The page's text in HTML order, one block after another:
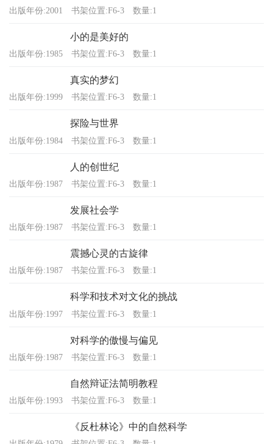
出版年份:2001 书架位置:F6-3 数量:1
小的是美好的
出版年份:1985 书架位置:F6-3 数量:1
真实的梦幻
出版年份:1999 书架位置:F6-3 数量:1
探险与世界
出版年份:1984 书架位置:F6-3 数量:1
人的创世纪
出版年份:1987 书架位置:F6-3 数量:1
发展社会学
出版年份:1987 书架位置:F6-3 数量:1
震撼心灵的古旋律
出版年份:1987 书架位置:F6-3 数量:1
科学和技术对文化的挑战
出版年份:1997 书架位置:F6-3 数量:1
对科学的傲慢与偏见
出版年份:1987 书架位置:F6-3 数量:1
自然辩证法简明教程
出版年份:1993 书架位置:F6-3 数量:1
《反杜林论》中的自然科学